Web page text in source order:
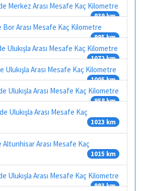
Merkez Arası Mesafe Kaç Kilometre
939 km
Bor Arası Mesafe Kaç Kilometre
995 km
Ulukışla Arası Mesafe Kaç Kilometre
1072 km
Ulukışla Arası Mesafe Kaç Kilometre
1005 km
Ulukışla Arası Mesafe Kaç Kilometre
958 km
Ulukışla Arası Mesafe Kaç
1023 km
Altunhisar Arası Mesafe Kaç
1015 km
Ulukışla Arası Mesafe Kaç Kilometre
993 km